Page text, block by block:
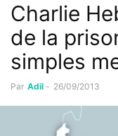
Charlie
de la
simples
Par Adil - 26/09/2013